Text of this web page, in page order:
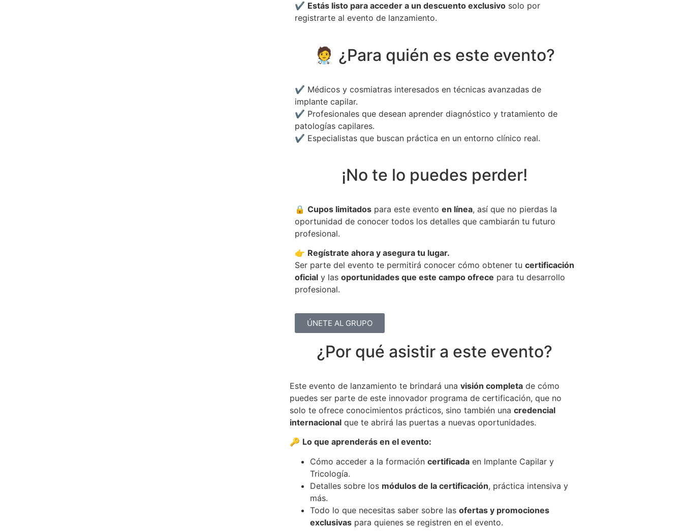
✔️ Estás listo para acceder a un descuento exclusivo solo por
registrarte al evento de lanzamiento.
🧑‍⚕️ ¿Para quién es este evento?
✔️ Médicos y cosmiatras interesados en técnicas avanzadas de
implante capilar.
✔️ Profesionales que desean aprender diagnóstico y tratamiento de
patologías capilares.
✔️ Especialistas que buscan práctica en un entorno clínico real.
¡No te lo puedes perder!
🔒 Cupos limitados para este evento en línea, así que no pierdas la
oportunidad de conocer todos los detalles que cambiarán tu futuro
profesional.
👉 Regístrate ahora y asegura tu lugar.
Ser parte del evento te permitirá conocer cómo obtener tu certificación
oficial y las oportunidades que este campo ofrece para tu desarrollo
profesional.
ÚNETE AL GRUPO
¿Por qué asistir a este evento?
Este evento de lanzamiento te brindará una visión completa de cómo
puedes ser parte de este innovador programa de certificación, que no
solo te ofrece conocimientos prácticos, sino también una credencial
internacional que te abrirá las puertas a nuevas oportunidades.
🔑 Lo que aprenderás en el evento:
Cómo acceder a la formación certificada en Implante Capilar y
Tricología.
Detalles sobre los módulos de la certificación, práctica intensiva y
más.
Todo lo que necesitas saber sobre las ofertas y promociones
exclusivas para quienes se registren en el evento.